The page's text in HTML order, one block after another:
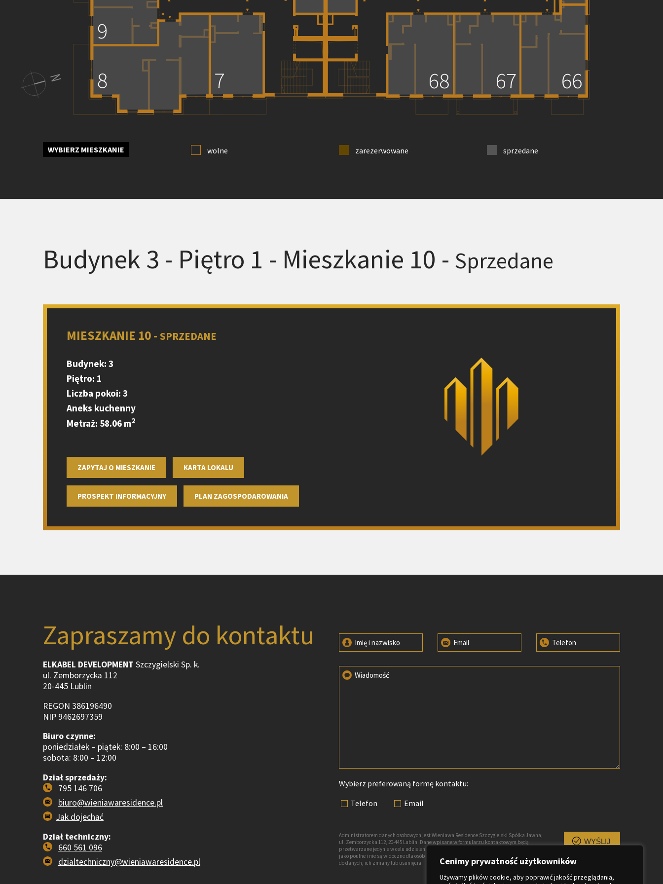
Cenimy prywatność użytkowników
Używamy plików cookie, aby poprawić jakość przeglądania,
WYBIERZ MIESZKANIE wolne zarezerwowane sprzedane
Budynek 3 - Piętro 1 - Mieszkanie 10 - Sprzedane
MIESZKANIE 10 - SPRZEDANE
Budynek: 3
Piętro: 1
Liczba pokoi: 3
Aneks kuchenny
Metraż: 58.06 m2
ZAPYTAJ O MIESZKANIE KARTA LOKALU
PROSPEKT INFORMACYJNY PLAN ZAGOSPODAROWANIA
Zapraszamy do kontaktu
ELKABEL DEVELOPMENT Szczygielski Sp. k.
ul. Zemborzycka 112
20-445 Lublin
REGON 386196490
NIP 9462697359
Biuro czynne:
poniedziałek – piątek: 8:00 – 16:00
sobota: 8:00 – 12:00
Dział sprzedaży:
795 146 706
biuro@wieniawaresidence.pl
Jak dojechać
Dział techniczny:
660 561 096
dzialtechniczny@wieniawaresidence.pl
Imię i nazwisko Email Telefon
Wiadomość
Wybierz preferowaną formę kontaktu:
Telefon
Email
Administratorem danych osobowych jest Wieniawa Residence Szczygielski Spółka Jawna,
ul. Zemborzycka 112, 20-445 Lublin. Dane wpisane w formularzu kontaktowym będą
przetwarzane jedynie w celu udzielenia odpowiedzi na przesłane zapytanie, są traktowane
jako poufne i nie są widoczne dla osób nieuprawnionych. Każda osoba ma prawo dostępu
do danych, ich zmiany lub usunięcia.
WYŚLIJ